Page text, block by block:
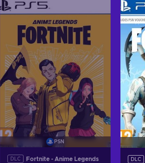
PSN
DLC
Fortnite - Anime Legends
DLC